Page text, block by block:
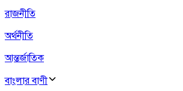
রাজনীতি
অর্থনীতি
আন্তর্জাতিক
বাংলার বাণী